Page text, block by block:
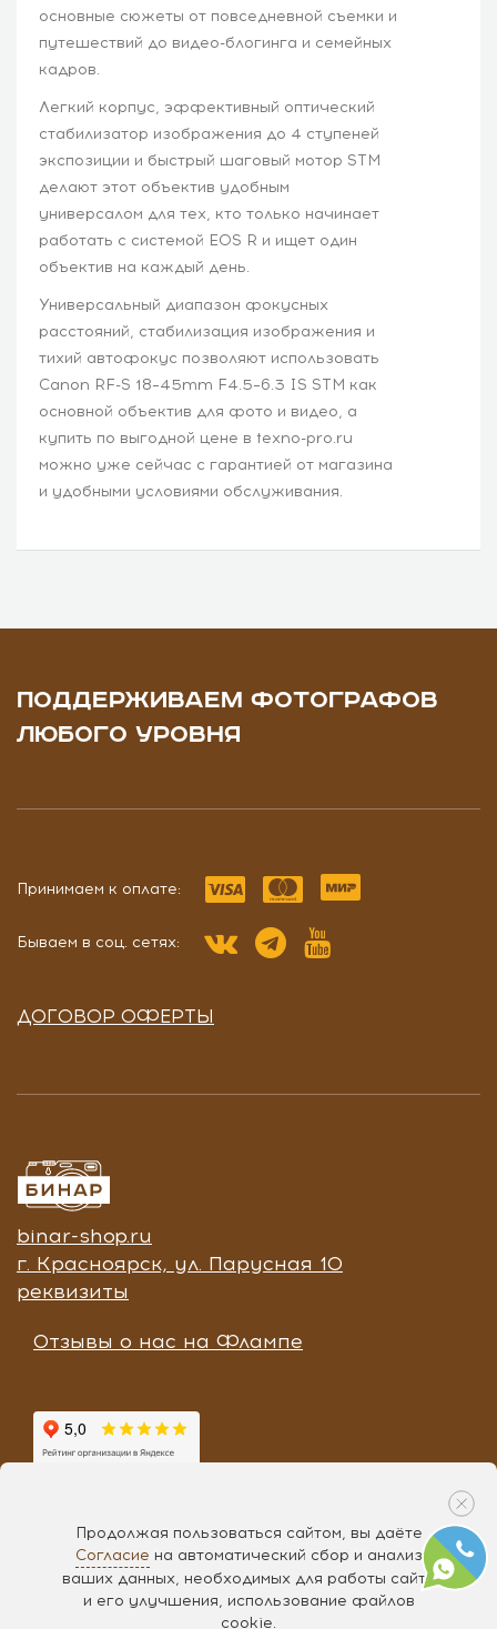
основные сюжеты от повседневной съемки и
путешествий до видео-блогинга и семейных
кадров.
Легкий корпус, эффективный оптический
стабилизатор изображения до 4 ступеней
экспозиции и быстрый шаговый мотор STM
делают этот объектив удобным
универсалом для тех, кто только начинает
работать с системой EOS R и ищет один
объектив на каждый день.
Универсальный диапазон фокусных
расстояний, стабилизация изображения и
тихий автофокус позволяют использовать
Canon RF-S 18–45mm F4.5–6.3 IS STM как
основной объектив для фото и видео, а
купить по выгодной цене в texno-pro.ru
можно уже сейчас с гарантией от магазина
и удобными условиями обслуживания.
ПОДДЕРЖИВАЕМ ФОТОГРАФОВ
ЛЮБОГО УРОВНЯ
Принимаем к оплате:
Бываем в соц. сетях:
ДОГОВОР ОФЕРТЫ
binar-shop.ru
г. Красноярск, ул. Парусная 10
реквизиты
Отзывы о нас на Флампе
Разработка « Чипса», 2017
Продолжая пользоваться сайтом, вы даёте
Согласие на автоматический сбор и анализ
ваших данных, необходимых для работы сайта
и его улучшения, использование файлов
cookie.